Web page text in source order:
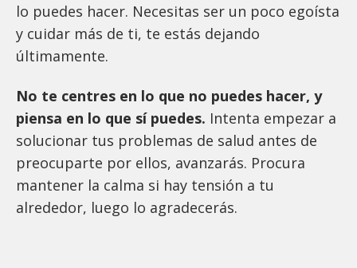
lo puedes hacer. Necesitas ser un poco egoísta
y cuidar más de ti, te estás dejando
últimamente.
No te centres en lo que no puedes hacer, y
piensa en lo que sí puedes. Intenta empezar a
solucionar tus problemas de salud antes de
preocuparte por ellos, avanzarás. Procura
mantener la calma si hay tensión a tu
alrededor, luego lo agradecerás.